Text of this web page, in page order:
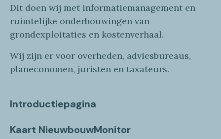
Dit doen wij met informatiemanagement en
ruimtelijke onderbouwingen van
grondexploitaties en kostenverhaal.
Wij zijn er voor overheden, adviesbureaus,
planeconomen, juristen en taxateurs.
Introductiepagina
Kaart NieuwbouwMonitor